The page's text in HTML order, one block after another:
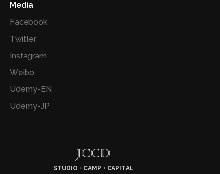
Media
Facebook
Twitter
Instagram
Weibo
Udemy-EN
Udemy-JP
JCCD
STUDIO・CAMP・CAPITAL